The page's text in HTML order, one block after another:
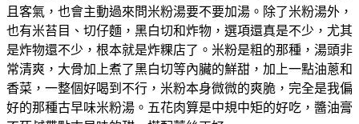
且客氣，也會主動過來問米粉湯要不要加湯。除了米粉湯外，
也有米苔目、切仔麵，黑白切和炸物，選項還真是不少，尤其
是炸物還不少，根本就是炸粿店了。米粉是粗的那種，湯頭非
常清爽，大骨加上煮了黑白切等內臟的鮮甜，加上一點油蔥和
香菜，一整個好喝到不行，米粉本身微微的爽脆，完全是我偏
好的那種古早味米粉湯。五花肉算是中規中矩的好吃，醬油膏